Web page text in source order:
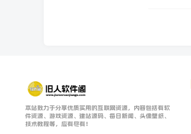
本站致力于分享优质实用的互联网资源，内容包括有软
件资源、游戏资源、建站源码、每日新闻、头像壁纸、
技术教程等，应有尽有！